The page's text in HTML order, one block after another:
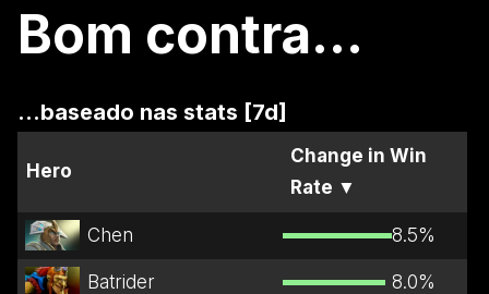
Bom contra...
...baseado nas stats [7d]
Hero
Change in Win
Rate ▼
Chen 8.5%
Batrider 8.0%